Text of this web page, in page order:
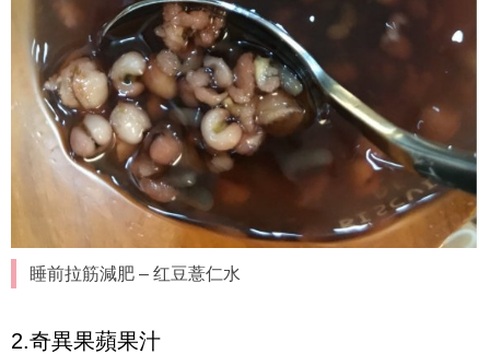
睡前拉筋減肥 – 红豆薏仁水
2.奇異果蘋果汁